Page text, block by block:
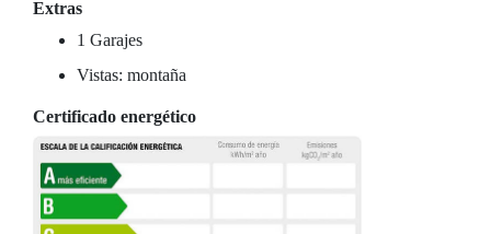
Extras
1 Garajes
Vistas: montaña
Certificado energético